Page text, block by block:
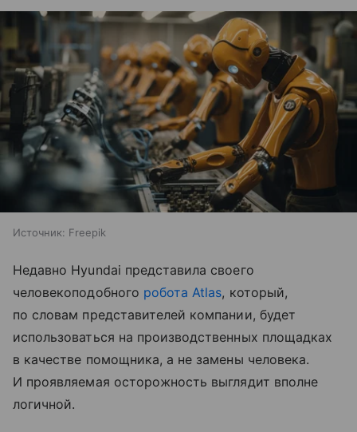
Источник: Freepik
Недавно Hyundai представила своего
человекоподобного робота Atlas, который,
по словам представителей компании, будет
использоваться на производственных площадках
в качестве помощника, а не замены человека.
И проявляемая осторожность выглядит вполне
логичной.